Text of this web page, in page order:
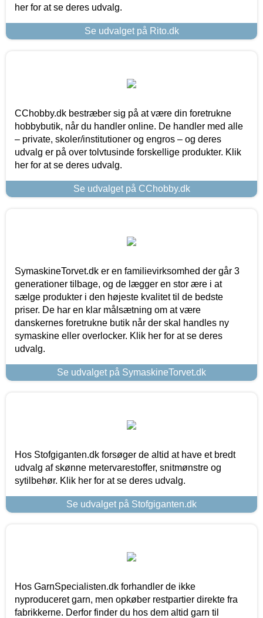
her for at se deres udvalg.
Se udvalget på Rito.dk
CChobby.dk bestræber sig på at være din foretrukne
hobbybutik, når du handler online. De handler med alle
– private, skoler/institutioner og engros – og deres
udvalg er på over tolvtusinde forskellige produkter. Klik
her for at se deres udvalg.
Se udvalget på CChobby.dk
SymaskineTorvet.dk er en familievirksomhed der går 3
generationer tilbage, og de lægger en stor ære i at
sælge produkter i den højeste kvalitet til de bedste
priser. De har en klar målsætning om at være
danskernes foretrukne butik når der skal handles ny
symaskine eller overlocker. Klik her for at se deres
udvalg.
Se udvalget på SymaskineTorvet.dk
Hos Stofgiganten.dk forsøger de altid at have et bredt
udvalg af skønne metervarestoffer, snitmønstre og
sytilbehør. Klik her for at se deres udvalg.
Se udvalget på Stofgiganten.dk
Hos GarnSpecialisten.dk forhandler de ikke
nyproduceret garn, men opkøber restpartier direkte fra
fabrikkerne. Derfor finder du hos dem altid garn til